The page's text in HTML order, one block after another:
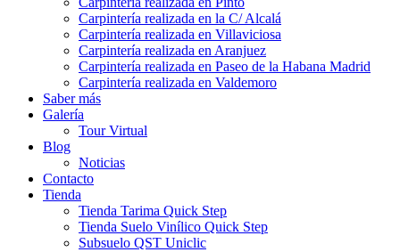
Carpintería realizada en la C/ Alcalá
Carpintería realizada en Villaviciosa
Carpintería realizada en Aranjuez
Carpintería realizada en Paseo de la Habana Madrid
Carpintería realizada en Valdemoro
Saber más
Galería
Tour Virtual
Blog
Noticias
Contacto
Tienda
Tienda Tarima Quick Step
Tienda Suelo Vinílico Quick Step
Subsuelo QST Uniclic